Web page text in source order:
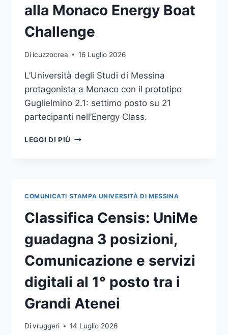
CONFRONTO
SU INTELLIGENZA
SOSTENIBILITÀ,
CIRCOLARE
ALTRI
TEMI
DELL’AGENDA
2030
alla Monaco Energy Boat
Challenge
Di icuzzocrea 16 Luglio 2026
L’Università degli Studi di Messina
protagonista a Monaco con il prototipo
Guglielmino 2.1: settimo posto su 21
partecipanti nell’Energy Class.
LEGGI DI PIÙ MEB
ENERGY
BOAT
CHALLENGE
COMUNICATI STAMPA UNIVERSITÀ DI MESSINA
Classifica Censis: UniMe
guadagna 3 posizioni,
Comunicazione e servizi
digitali al 1° posto tra i
Grandi Atenei
Divruggeri 14 Luglio 2026